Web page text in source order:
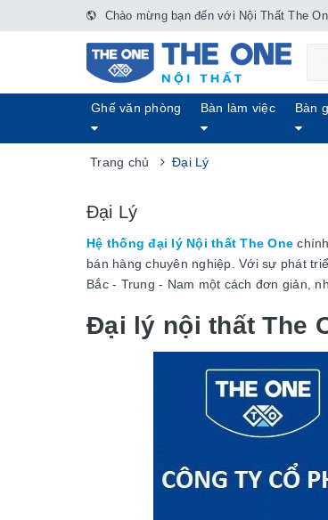
Chào mừng bạn đến với Nội Thất The
Ghế văn phòng Bàn làm việc Bàn
Trang chủ Đại Lý
Đại Lý
Hệ thống đại lý Nội thất The One
bán hàng chuyên nghiệp. Với sự phát
Bắc - Trung - Nam một cách đơn giản,
Đại lý nội thất The